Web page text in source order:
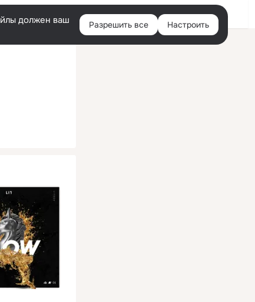
Войти
должен ваш
Разрешить все Настроить